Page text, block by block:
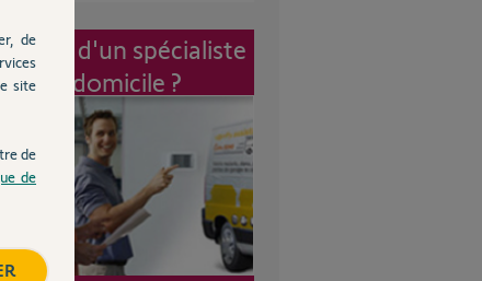
d'un spécialiste
mon domicile ?
de
site
de
de